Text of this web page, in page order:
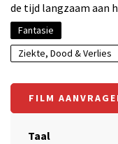
de tijd langzaam aan
Fantasie
Ziekte, Dood & Verlies
FILM
Taal